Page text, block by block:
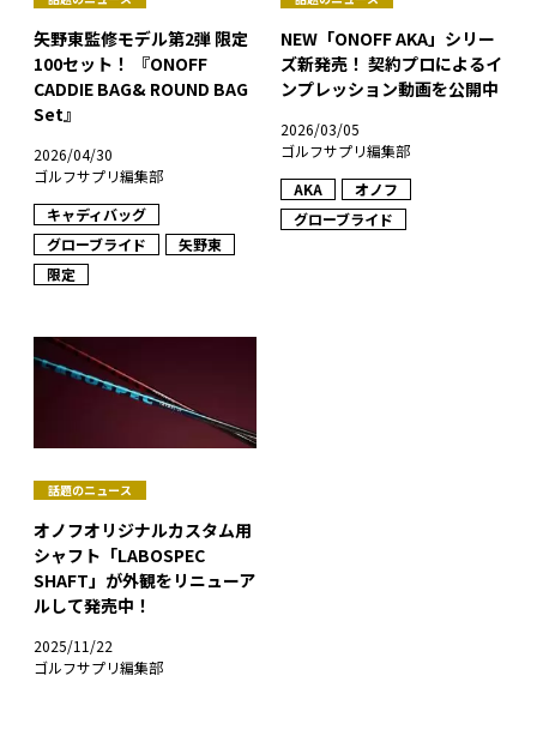
矢野東監修モデル第2弾 限定
100セット！ 『ONOFF
CADDIE BAG& ROUND BAG
Set』
2026/04/30
ゴルフサプリ編集部
キャディバッグ
グローブライド
矢野東
限定
NEW「ONOFF AKA」シリー
ズ新発売！ 契約プロによるイ
ンプレッション動画を公開中
2026/03/05
ゴルフサプリ編集部
AKA
オノフ
グローブライド
話題のニュース
オノフオリジナルカスタム用
シャフト「LABOSPEC
SHAFT」が外観をリニューア
ルして発売中！
2025/11/22
ゴルフサプリ編集部